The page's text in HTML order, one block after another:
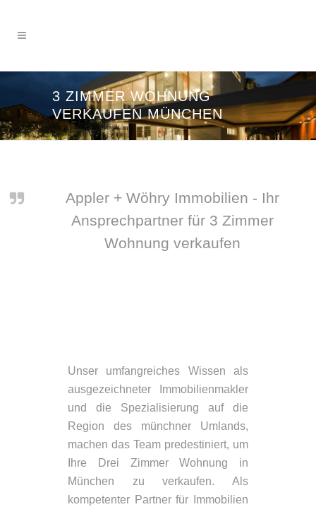
3 ZIMMER WOHNUNG
VERKAUFEN MÜNCHEN
Appler + Wöhry Immobilien - Ihr
Ansprechpartner für 3 Zimmer
Wohnung verkaufen
Unser umfangreiches Wissen als
ausgezeichneter Immobilienmakler
und die Spezialisierung auf die
Region des münchner Umlands,
machen das Team predestiniert, um
Ihre Drei Zimmer Wohnung in
München zu verkaufen. Als
kompetenter Partner für Immobilien